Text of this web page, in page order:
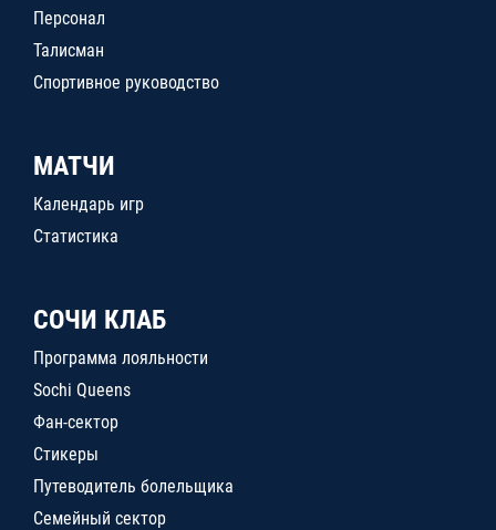
Персонал
Талисман
Спортивное руководство
МАТЧИ
Календарь игр
Статистика
СОЧИ КЛАБ
Программа лояльности
Sochi Queens
Фан-сектор
Стикеры
Путеводитель болельщика
Семейный сектор